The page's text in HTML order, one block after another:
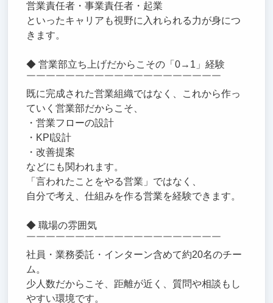
営業責任者・事業責任者・起業
といったキャリアも視野に入れられる力が身につ
きます。
◆ 営業部立ち上げだからこその「0→1」経験
￣￣￣￣￣￣￣￣￣￣￣￣￣￣￣￣￣￣￣￣
既に完成された営業組織ではなく、これから作っ
ていく営業部だからこそ、
・営業フローの設計
・KPI設計
・改善提案
などにも関われます。
「言われたことをやる営業」ではなく、
自分で考え、仕組みを作る営業を経験できます。
◆ 職場の雰囲気
￣￣￣￣￣￣￣￣￣￣￣￣￣￣￣￣￣￣￣￣
社員・業務委託・インターン含めて約20名のチー
ム。
少人数だからこそ、距離が近く、質問や相談もし
やすい環境です。